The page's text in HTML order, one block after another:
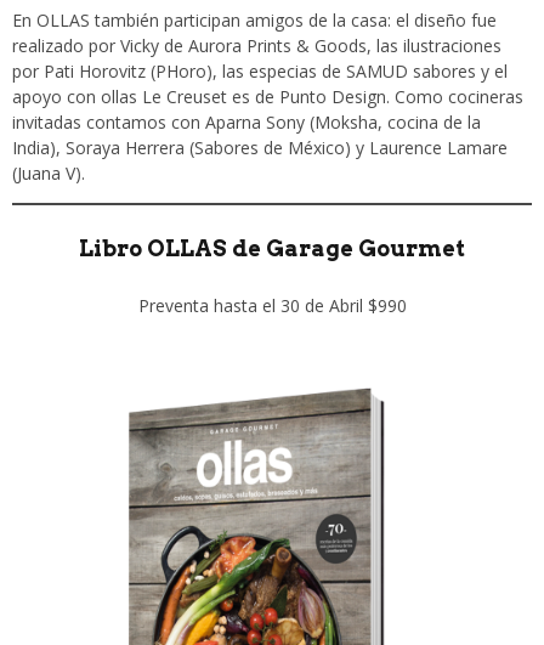
En OLLAS también participan amigos de la casa: el diseño fue
realizado por Vicky de Aurora Prints & Goods, las ilustraciones
por Pati Horovitz (PHoro), las especias de SAMUD sabores y el
apoyo con ollas Le Creuset es de Punto Design. Como cocineras
invitadas contamos con Aparna Sony (Moksha, cocina de la
India), Soraya Herrera (Sabores de México) y Laurence Lamare
(Juana V).
Libro OLLAS de Garage Gourmet
Preventa hasta el 30 de Abril $990